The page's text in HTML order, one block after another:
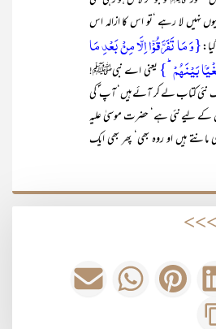
نہیں لا رہے ‘تو اس کا ازالہ اس
{وَ مَا تَفَرَّقُوۡۤا اِلَّا مِنۡۢ بَعۡدِ مَا
بَیۡنَہُمۡ ؕ}یعنی اے نبیﷺ!
نئی کتاب لے کر آئے ہیں‘ آپ ؐ کی
لیے نئی ہے‘ حضرت موسیٰ علیہ
مانتے ہیں او روہ بھی‘ پھر بھی ایک
>>>